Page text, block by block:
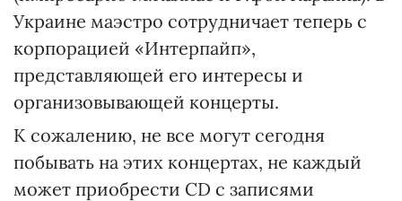
Украине маэстро сотрудничает теперь с
корпорацией «Интерпайп»,
представляющей его интересы и
организовывающей концерты.
К сожалению, не все могут сегодня
побывать на этих концертах, не каждый
может приобрести CD с записями